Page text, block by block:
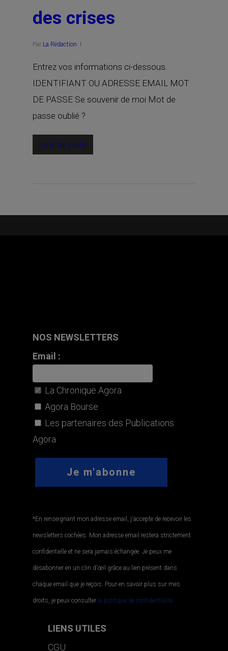
des crises
Par La Rédaction
Entrez vos informations ci-dessous.
IDENTIFIANT OU ADRESSE EMAIL MOT
DE PASSE Se souvenir de moi Mot de
passe oublié ?
Lire la suite
NOS NEWSLETTERS
Email :
La Chronique Agora
Agora Bourse
Les partenaires des Publications
Agora
*En renseignant mon adresse email, j'accepte de recevoir les
newsletters cochées. Mon adresse email restera strictement
confidentielle et ne sera jamais échangée. Je peux me
désabonner en un clin d'œil grâce au lien présent dans
chaque email que je reçois. Pour en savoir plus sur mes
droits, je peux consulter la politique de confidentialité..
LIENS UTILES
CGU